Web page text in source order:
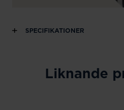
SPECIFIKATIONER
Liknande